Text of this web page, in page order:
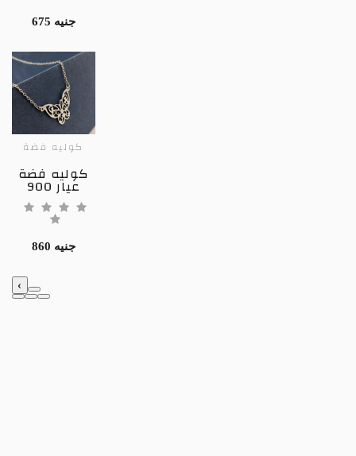
675 جنيه
كوليه فضة
كوليه فضة
عيار 900
860 جنيه
‹